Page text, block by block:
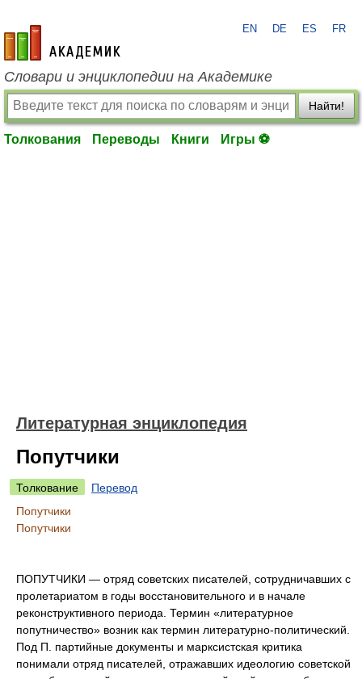
academic.ru
EN DE ES FR
Словари и энциклопедии на Академике
Найти!
Толкования Переводы Книги Игры ⚽
Литературная энциклопедия
Попутчики
Толкование
Перевод
Попутчики
Попутчики
ПОПУТЧИКИ — отряд советских писателей, сотрудничавших с
пролетариатом в годы восстановительного и в начале
реконструктивного периода. Термин «литературное
попутничество» возник как термин литературно-политический.
Под П. партийные документы и марксистская критика
понимали отряд писателей, отражавших идеологию советской